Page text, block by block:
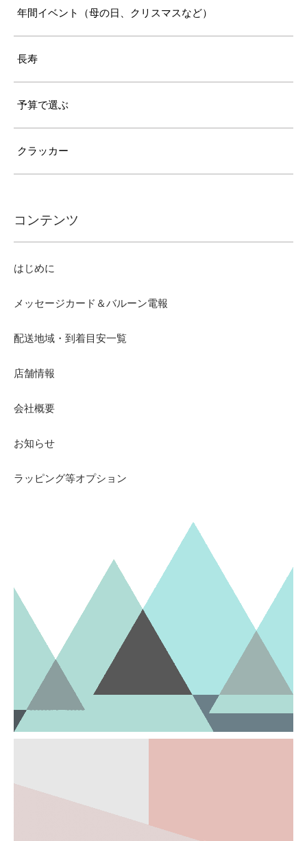
年間イベント（母の日、クリスマスなど）
長寿
予算で選ぶ
クラッカー
コンテンツ
はじめに
メッセージカード＆バルーン電報
配送地域・到着目安一覧
店舗情報
会社概要
お知らせ
ラッピング等オプション